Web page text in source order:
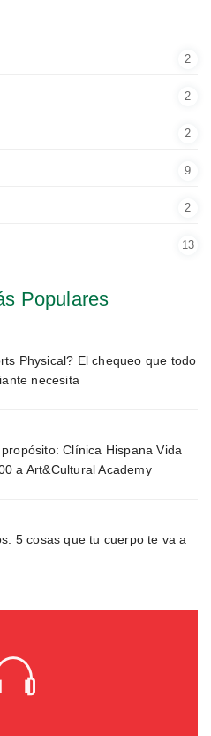
2
2
2
9
2
13
Populares
Physical? El chequeo que todo
necesita
Clínica Hispana Vida
a Art&Cultural Academy
5 cosas que tu cuerpo te va a